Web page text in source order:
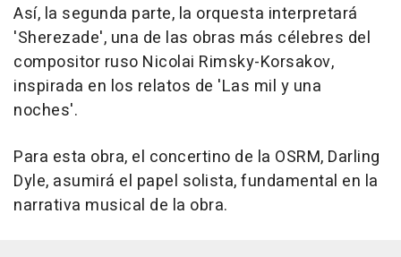
Así, la segunda parte, la orquesta interpretará
'Sherezade', una de las obras más célebres del
compositor ruso Nicolai Rimsky-Korsakov,
inspirada en los relatos de 'Las mil y una
noches'.
Para esta obra, el concertino de la OSRM, Darling
Dyle, asumirá el papel solista, fundamental en la
narrativa musical de la obra.